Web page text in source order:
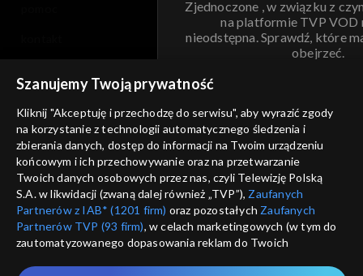
Zjednoczone , w związku z
na platformie TVP VOD
nieodstępna. Sprawdź, które
obejrzeć.
ANULUJ
informacje o dostawcy usług
Szanujemy Twoją prywatność
Kliknij "Akceptuję i przechodzę do serwisu", aby wyrazić zgody
na korzystanie z technologii automatycznego śledzenia i
zbierania danych, dostęp do informacji na Twoim urządzeniu
końcowym i ich przechowywanie oraz na przetwarzanie
Twoich danych osobowych przez nas, czyli Telewizję Polską
S.A. w likwidacji (zwaną dalej również „TVP”), Zaufanych
Partnerów z IAB* (1201 firm) oraz pozostałych Zaufanych
Partnerów TVP (93 firm), w celach marketingowych (w tym do
zautomatyzowanego dopasowania reklam do Twoich